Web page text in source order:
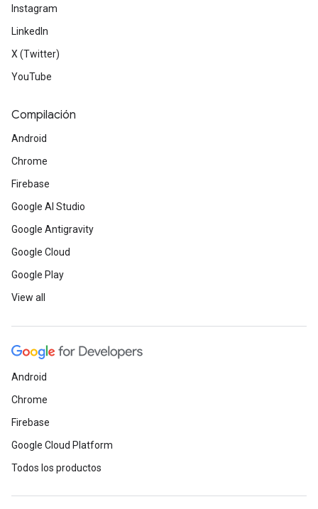
Instagram
LinkedIn
X (Twitter)
YouTube
Compilación
Android
Chrome
Firebase
Google AI Studio
Google Antigravity
Google Cloud
Google Play
View all
Android
Chrome
Firebase
Google Cloud Platform
Todos los productos